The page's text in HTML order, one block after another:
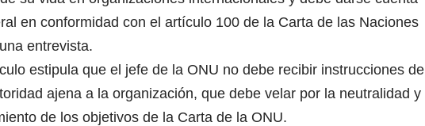
en conformidad con el artículo 100 de la Carta de las Naciones
entrevista.
estipula que el jefe de la ONU no debe recibir instrucciones de
ajena a la organización, que debe velar por la neutralidad y
de los objetivos de la Carta de la ONU.